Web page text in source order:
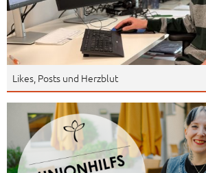
Likes, Posts und Herzblut